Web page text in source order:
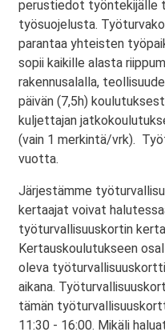
perustiedot työntekijälle
työsuojelusta.
parantaa yhteisten
sopii kaikille alasta
rakennusalalla,
päivän (7,5h)
kuljettajan
(vain 1 merkintä/vrk).
vuotta.
Järjestämme
kertaajat voivat
työturvallisuuskortin
Kertauskoulutukseen
oleva
aikana.
tämän
11:30 - 16:00. Mikäli